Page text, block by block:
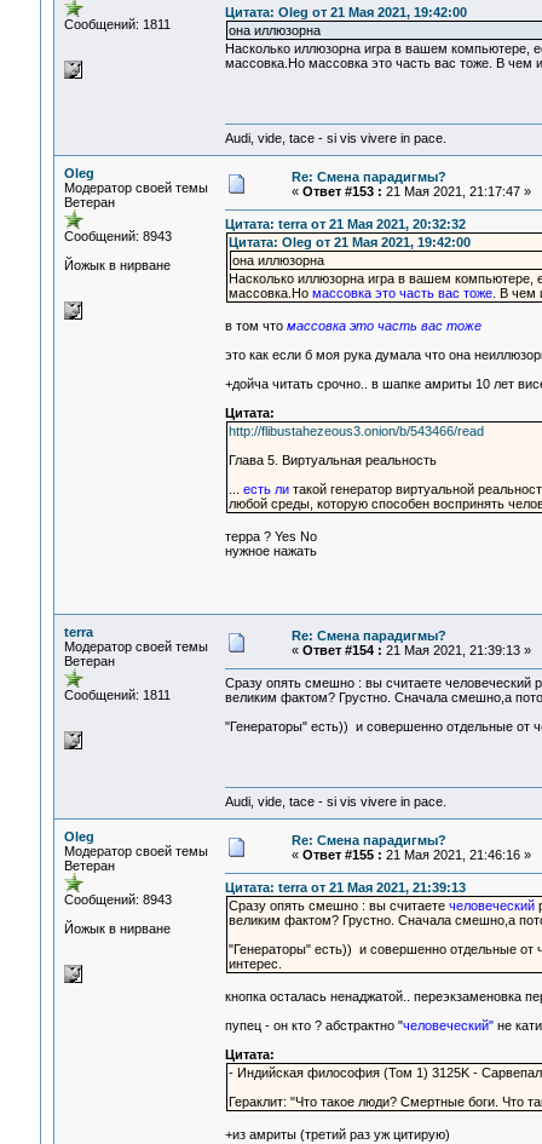
Сообщений: 1811
Цитата: Oleg от 21 Мая 2021, 19:42:00
она иллюзорна
Насколько иллюзорна игра в вашем компьютере,
массовка.Но массовка это часть вас тоже. В чем
Audi, vide, tace - si vis vivere in pace.
Oleg
Модератор своей темы
Ветеран
Сообщений: 8943
Йожык в нирване
Re: Смена парадигмы?
« Ответ #153 : 21 Мая 2021, 21:17:47 »
Цитата: terra от 21 Мая 2021, 20:32:32
Цитата: Oleg от 21 Мая 2021, 19:42:00
она иллюзорна
Насколько иллюзорна игра в вашем компьютере,
массовка.Но массовка это часть вас тоже. В чем
в том что массовка это часть вас тоже
это как если б моя рука думала что она
+дойча читать срочно.. в шапке амриты 10 лет
Цитата:
http://flibustahezeous3.onion/b/543466/read
Глава 5. Виртуальная реальность
есть литакой генератор виртуальной
любой среды, которую способен воспринять
терра ? Yes No
нужное нажать
terra
Модератор своей темы
Ветеран
Сообщений: 1811
Re: Смена парадигмы?
« Ответ #154 : 21 Мая 2021, 21:39:13 »
Сразу опять смешно : вы считаете
великим фактом? Грустно. Сначала смешно,а
"Генераторы" есть)) и совершенно отдельные
Audi, vide, tace - si vis vivere in pace.
Oleg
Модератор своей темы
Ветеран
Сообщений: 8943
Йожык в нирване
Re: Смена парадигмы?
« Ответ #155 : 21 Мая 2021, 21:46:16 »
Цитата: terra от 21 Мая 2021, 21:39:13
Сразу опять смешно : вы считаете человеческий
великим фактом? Грустно. Сначала смешно,а
"Генераторы" есть)) и совершенно отдельные
интерес.
кнопка осталась ненаджатой.. переэкзаменовка
пупец - он кто ? абстрактно "человеческий"не
Цитата:
- Индийская философия (Том 1) 3125K -
Гераклит: "Что такое люди? Смертные боги. Что
+из амриты (третий раз уж цитирую)